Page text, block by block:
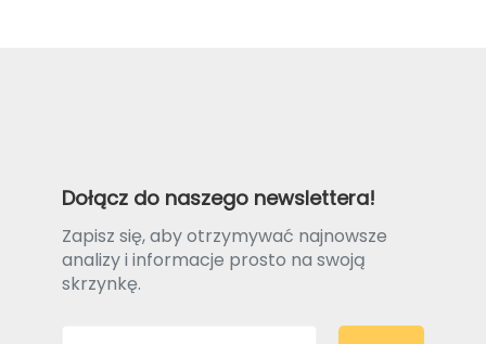
Dołącz do naszego newslettera!
Zapisz się, aby otrzymywać najnowsze
analizy i informacje prosto na swoją
skrzynkę.